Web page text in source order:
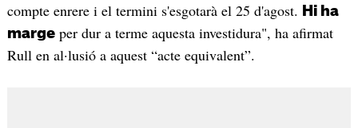
compte enrere i el termini s'esgotarà el 25 d'agost.
Hi ha
margeper dur a terme aquesta investidura", ha afirmat
Rull en al·lusió a aquest “acte equivalent”.